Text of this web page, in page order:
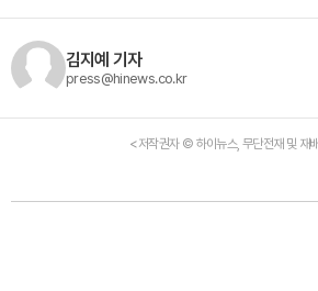
김지예 기자
press@hinews.co.kr
<저작권자 © 하이뉴스, 무단전재 및 재